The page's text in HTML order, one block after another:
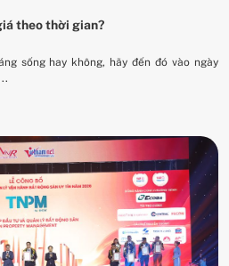
theo thời gian?
sống hay không, hãy đến đó vào ngày